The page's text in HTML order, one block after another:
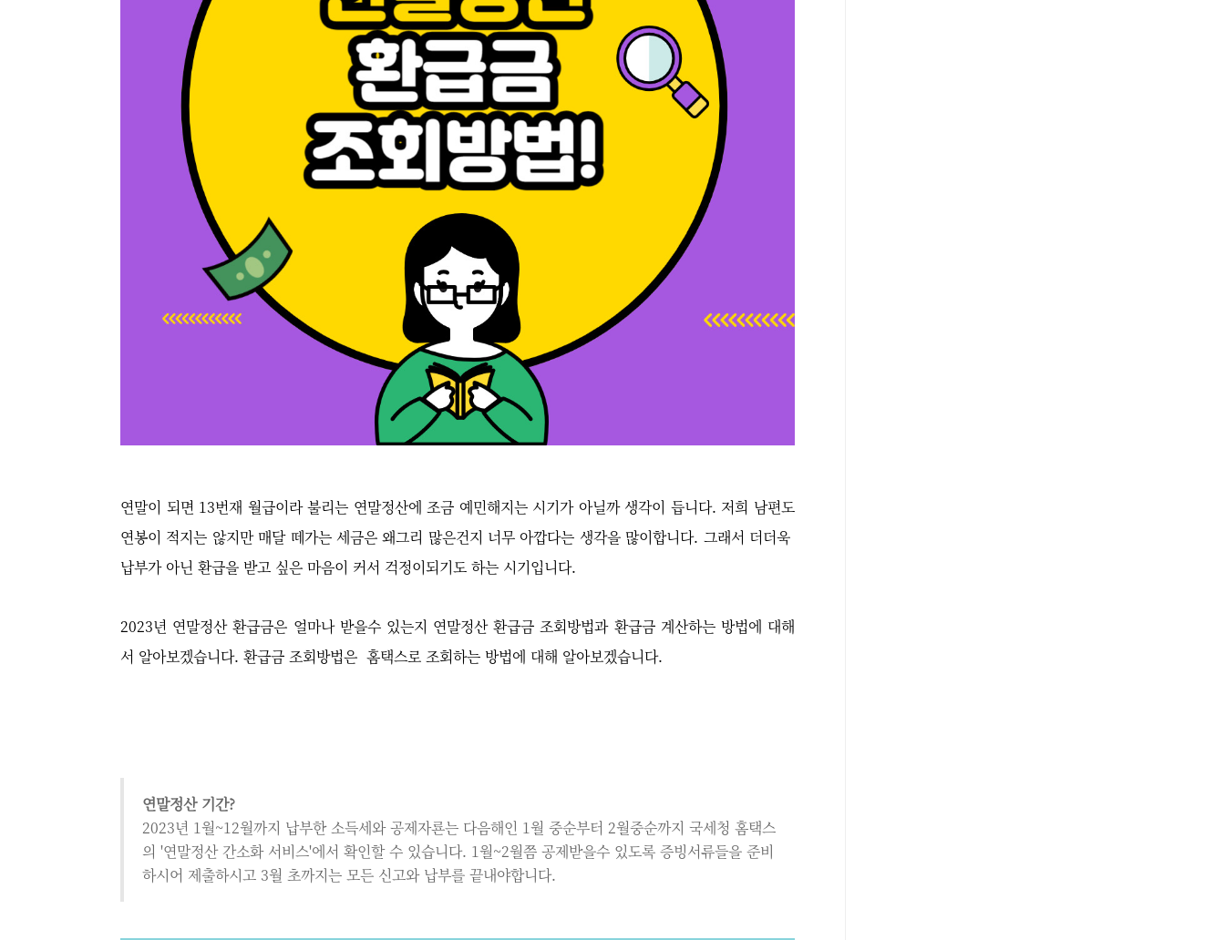
연말이 되면 13번재 월급이라 불리는 연말정산에 조금 예민해지는 시기가 아닐까 생각이 듭니다. 저희 남편도
연봉이 적지는 않지만 매달 떼가는 세금은 왜그리 많은건지 너무 아깝다는 생각을 많이합니다. 그래서 더더욱
납부가 아닌 환급을 받고 싶은 마음이 커서 걱정이되기도 하는 시기입니다.
2023년 연말정산 환급금은 얼마나 받을수 있는지 연말정산 환급금 조회방법과 환급금 계산하는 방법에 대해
서 알아보겠습니다. 환급금 조회방법은 홈택스로 조회하는 방법에 대해 알아보겠습니다.
연말정산 기간?
2023년 1월~12월까지 납부한 소득세와 공제자룐는 다음해인 1월 중순부터 2월중순까지 국세청 홈택스
의 '연말정산 간소화 서비스'에서 확인할 수 있습니다. 1월~2월쯤 공제받을수 있도록 증빙서류들을 준비
하시어 제출하시고 3월 초까지는 모든 신고와 납부를 끝내야합니다.